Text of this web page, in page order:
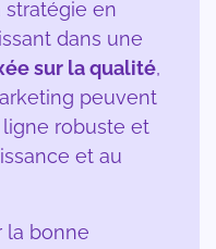
en
dans une
sur la qualité,
peuvent
robuste et
et au
la bonne